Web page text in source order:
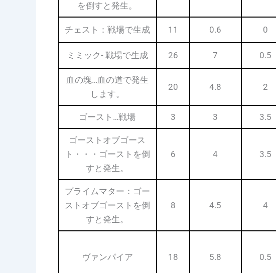
を倒すと発生。
チェスト：戦場で生成 11 0.6 0
ミミック- 戦場で生成 26 7 0.5
血の塊…血の道で発生
します。
20 4.8 2
ゴースト…戦場 3 3 3.5
ゴーストオブゴース
ト・・・ゴーストを倒
すと発生。
6 4 3.5
プライムマター：ゴー
ストオブゴーストを倒
すと発生。
8 4.5 4
ヴァンパイア 18 5.8 0.5